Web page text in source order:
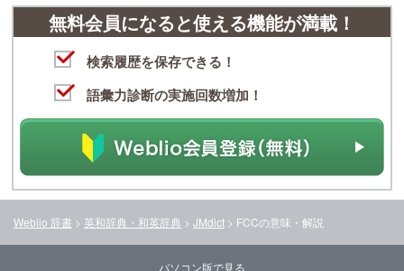
無料会員になると使える機能が満載！
検索履歴を保存できる！
語彙力診断の実施回数増加！
Weblio 辞書 > 英和辞典・和英辞典 > JMdict > FCCの意味・解説
パソコン版で見る